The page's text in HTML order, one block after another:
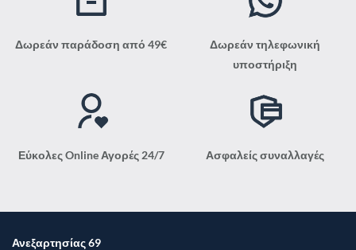
προϊόντος
Δωρεάν παράδοση από 49€
Δωρεάν τηλεφωνική
υποστήριξη
Εύκολες Online Αγορές 24/7 Ασφαλείς συναλλαγές
Ανεξαρτησίας 69